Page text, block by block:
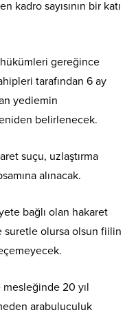
kadro sayısının bir katı
gereğince
tarafından 6 ay
yediemin
belirlenecek.
suçu, uzlaştırma
alınacak.
bağlı olan hakaret
suretle olursa olsun fiilin
20 yıl
arabuluculuk